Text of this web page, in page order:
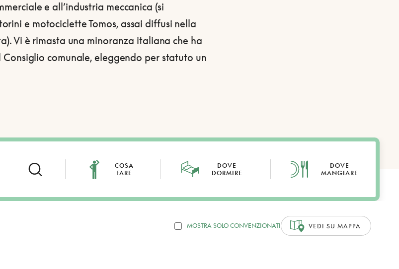
e all’industria meccanica (si
e motociclette Tomos, assai diffusi nella
Vi è rimasta una minoranza italiana che ha
comunale, eleggendo per statuto un
COSA
FARE
DOVE
DORMIRE
DOVE
MANGIARE
MOSTRA SOLO CONVENZIONATI VEDI SU MAPPA